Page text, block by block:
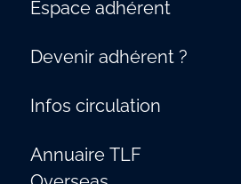
Espace adhérent
Devenir adhérent ?
Infos circulation
Annuaire TLF